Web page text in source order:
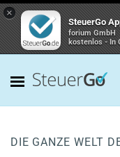
×
SteuerGo
forium GmbH
kostenlos - In
DIE GANZE WELT